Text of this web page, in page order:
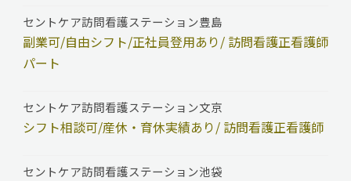
セントケア訪問看護ステーション豊島
副業可/自由シフト/正社員登用あり/ 訪問看護正看護師
パート
セントケア訪問看護ステーション文京
シフト相談可/産休・育休実績あり/ 訪問看護正看護師
セントケア訪問看護ステーション池袋